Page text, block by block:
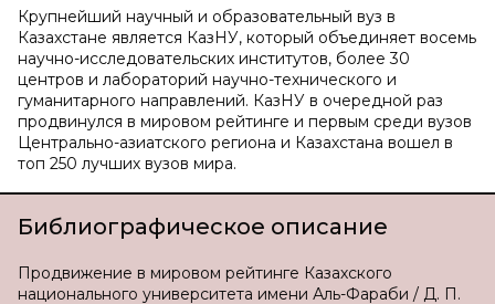
Крупнейший научный и образовательный вуз в
Казахстане является КазНУ, который объединяет восемь
научно-исследовательских институтов, более 30
центров и лабораторий научно-технического и
гуманитарного направлений. КазНУ в очередной раз
продвинулся в мировом рейтинге и первым среди вузов
Центрально-азиатского региона и Казахстана вошел в
топ 250 лучших вузов мира.
Библиографическое описание
Продвижение в мировом рейтинге Казахского
национального университета имени Аль-Фараби / Д. П.